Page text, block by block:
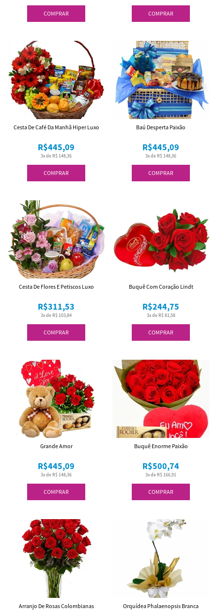
COMPRAR COMPRAR
COMPRAR
3x de R$ 148,36
R$445,09
Cesta De Café Da Manhã Hiper Luxo
COMPRAR
3x de R$ 148,36
R$445,09
Baú Desperta Paixão
COMPRAR
3x de R$ 103,84
R$311,53
Cesta De Flores E Petiscos Luxo
COMPRAR
3x de R$ 81,58
R$244,75
Buquê Com Coração Lindt
COMPRAR
3x de R$ 148,36
R$445,09
Grande Amor
COMPRAR
3x de R$ 166,91
R$500,74
Buquê Enorme Paixão
Arranjo De Rosas Colombianas
Orquídea Phalaenopsis Branca